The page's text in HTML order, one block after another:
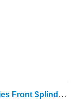
Ford Massey, Case, 10, 1000, 600 Series Front Splindle Castle Nut S.1 S.17463 za traktora na kotačima